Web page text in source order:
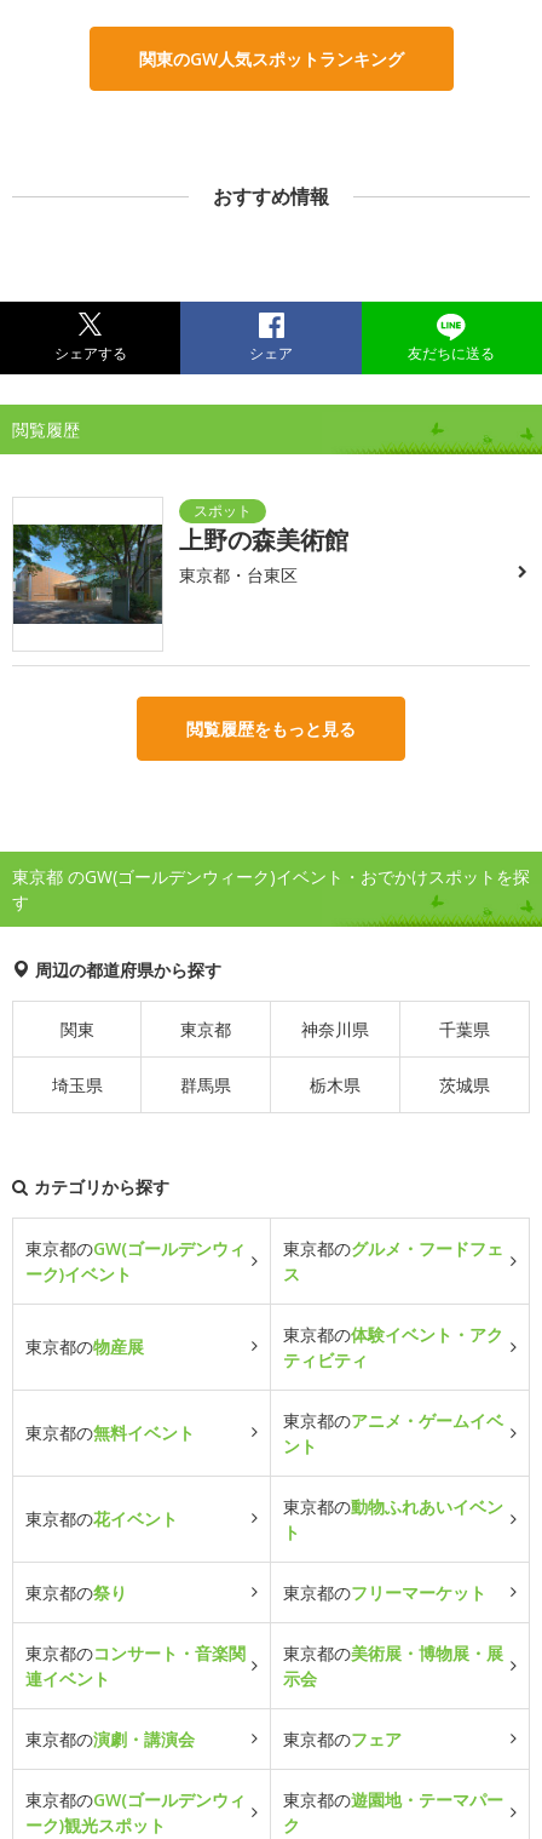
関東のGW人気スポットランキング
おすすめ情報
シェアする シェア 友だちに送る
閲覧履歴
上野の森美術館
東京都・台東区
閲覧履歴をもっと見る
東京都 のGW(ゴールデンウィーク)イベント・おでかけスポットを探
す
周辺の都道府県から探す
関東 東京都 神奈川県 千葉県
埼玉県 群馬県 栃木県 茨城県
カテゴリから探す
東京都のGW(ゴールデンウィ
ーク)イベント
東京都のグルメ・フードフェ
ス
東京都の物産展
東京都の体験イベント・アク
ティビティ
東京都の無料イベント
東京都のアニメ・ゲームイベ
ント
東京都の花イベント
東京都の動物ふれあいイベン
ト
東京都の祭り 東京都のフリーマーケット
東京都のコンサート・音楽関
連イベント
東京都の美術展・博物展・展
示会
東京都の演劇・講演会 東京都のフェア
東京都のGW(ゴールデンウィ
ーク)観光スポット
東京都の遊園地・テーマパー
ク